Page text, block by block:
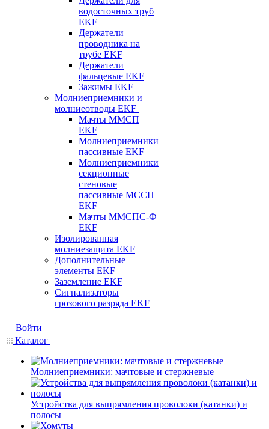
водосточных труб
EKF
Держатели
проводника на
трубе EKF
Держатели
фальцевые EKF
Зажимы EKF
Молниеприемники и
молниеотводы EKF
Мачты ММСП
EKF
Молниеприемники
пассивные EKF
Молниеприемники
секционные
стеновые
пассивные МССП
EKF
Мачты ММСПС-Ф
EKF
Изолированная
молниезащита EKF
Дополнительные
элементы EKF
Заземление EKF
Сигнализаторы
грозового разряда EKF
Войти
Каталог
Молниеприемники: мачтовые и стержневые
Устройства для выпрямления проволоки (катанки) и
полосы